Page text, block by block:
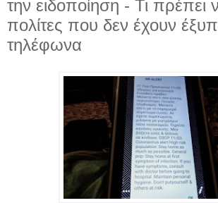
την ειδοποίηση - Τι πρέπει
πολίτες που δεν έχουν
τηλέφωνα